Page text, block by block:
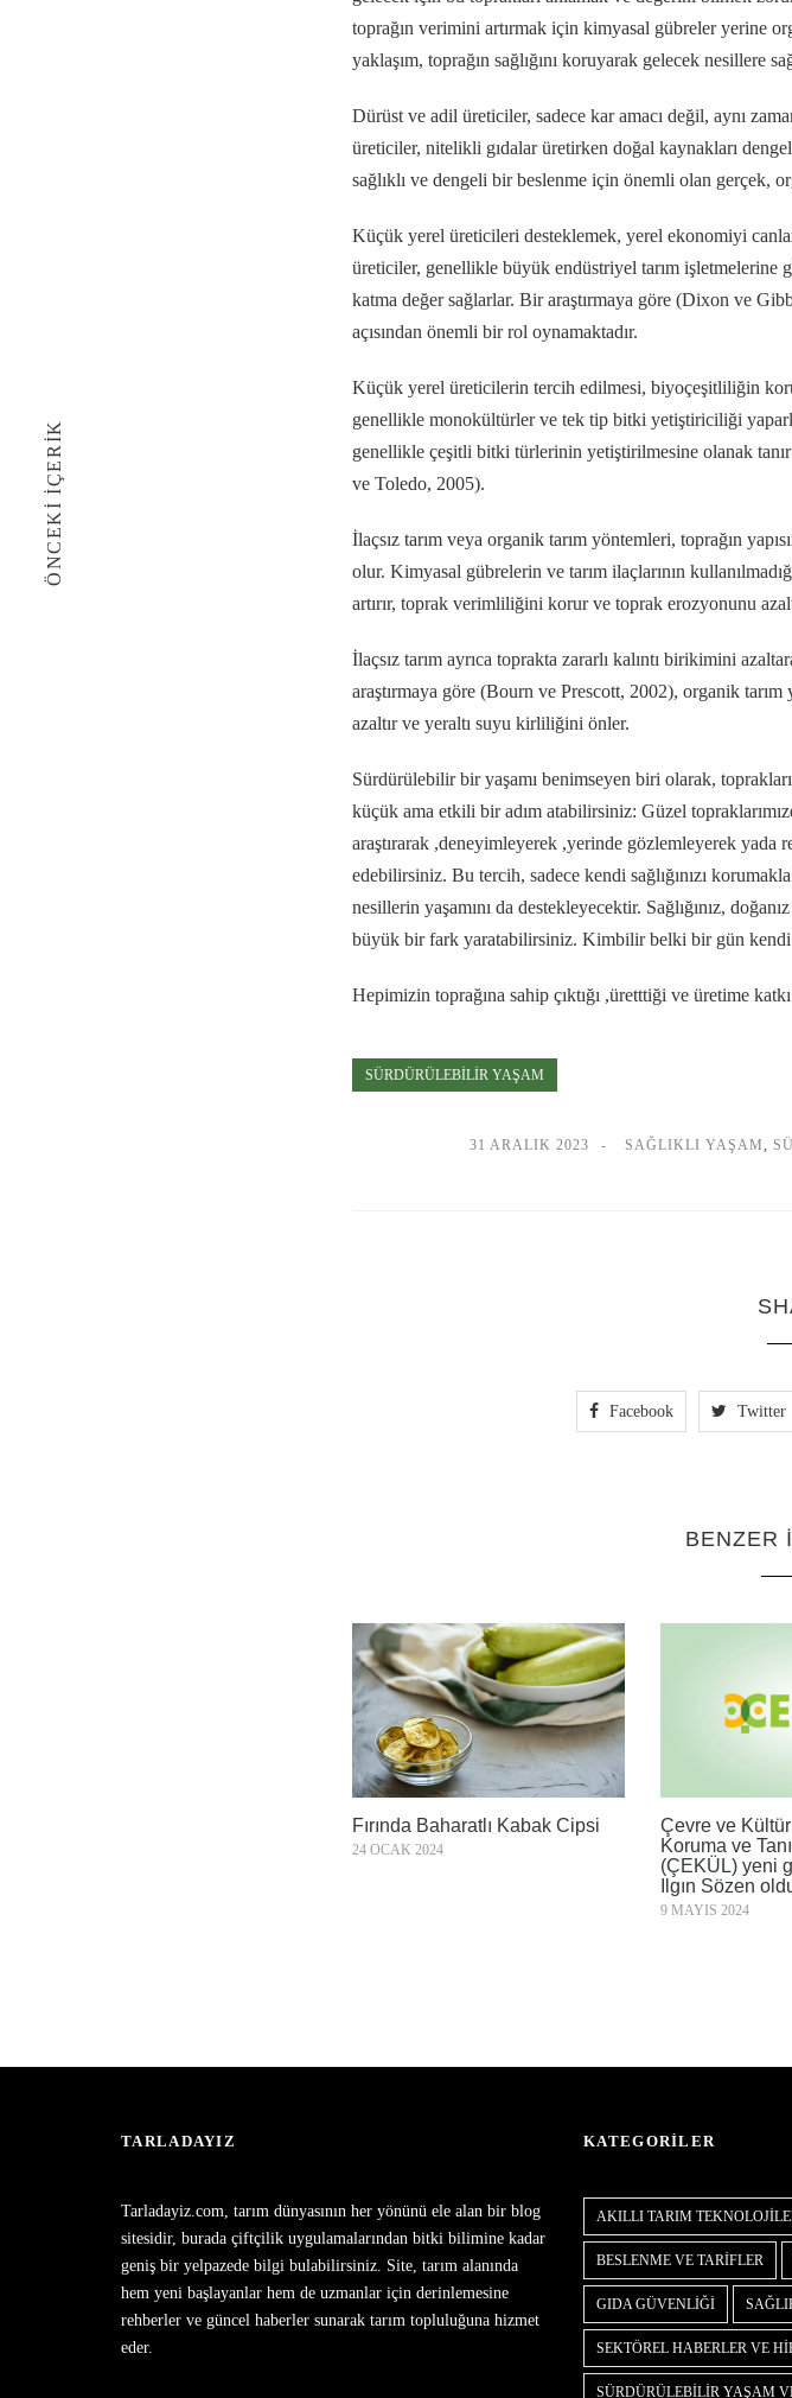
toprağın verimini artırmak için kimyasal gübreler yerine
yaklaşım, toprağın sağlığını koruyarak gelecek nesillere
Dürüst ve adil üreticiler, sadece kar amacı değil, aynı
üreticiler, nitelikli gıdalar üretirken doğal kaynakları
sağlıklı ve dengeli bir beslenme için önemli olan gerçek,
Küçük yerel üreticileri desteklemek, yerel ekonomiyi
üreticiler, genellikle büyük endüstriyel tarım işletmelerine
katma değer sağlarlar. Bir araştırmaya göre (Dixon ve
açısından önemli bir rol oynamaktadır.
Küçük yerel üreticilerin tercih edilmesi, biyoçeşitliliğin
genellikle monokültürler ve tek tip bitki yetiştiriciliği
genellikle çeşitli bitki türlerinin yetiştirilmesine olanak
ve Toledo, 2005).
İlaçsız tarım veya organik tarım yöntemleri, toprağın
olur. Kimyasal gübrelerin ve tarım ilaçlarının
artırır, toprak verimliliğini korur ve toprak erozyonunu
İlaçsız tarım ayrıca toprakta zararlı kalıntı birikimini
araştırmaya göre (Bourn ve Prescott, 2002), organik
azaltır ve yeraltı suyu kirliliğini önler.
Sürdürülebilir bir yaşamı benimseyen biri olarak,
küçük ama etkili bir adım atabilirsiniz: Güzel
araştırarak ,deneyimleyerek ,yerinde gözlemleyerek yada
edebilirsiniz. Bu tercih, sadece kendi sağlığınızı
nesillerin yaşamını da destekleyecektir. Sağlığınız,
büyük bir fark yaratabilirsiniz. Kimbilir belki bir gün
Hepimizin toprağına sahip çıktığı ,üretttiği ve üretime
SÜRDÜRÜLEBILIR YAŞAM
31 ARALIK 2023 SAĞLIKLI YAŞAM,
Facebook Twitter
ÖNCEKI İÇERIK
BENZER
Fırında Baharatlı Kabak Cipsi
24 OCAK 2024
Çevre ve
Koruma ve
(ÇEKÜL) yeni
Ilgın Sözen
9 MAYIS 2024
TARLADAYIZ
Tarladayiz.com, tarım dünyasının her yönünü ele alan bir blog
sitesidir, burada çiftçilik uygulamalarından bitki bilimine kadar
geniş bir yelpazede bilgi bulabilirsiniz. Site, tarım alanında
hem yeni başlayanlar hem de uzmanlar için derinlemesine
rehberler ve güncel haberler sunarak tarım topluluğuna hizmet
eder.
KATEGORILER
AKILLI TARIM
BESLENME VE TARIFLER
GIDA GÜVENLIĞI
SEKTÖREL HABERLER VE
SÜRDÜRÜLEBILIR YAŞAM